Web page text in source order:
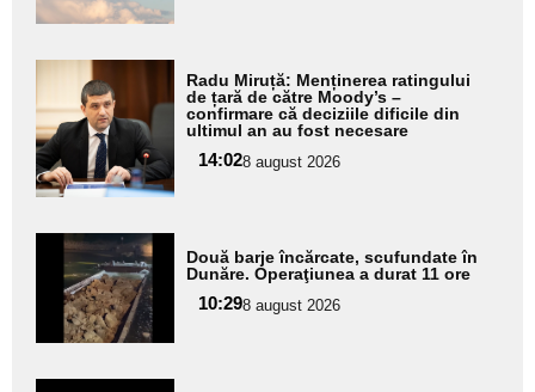
Adaugă
aici textul
pentru
subtitlu
Radu Miruță: Menținerea ratingului
de țară de către Moody’s –
confirmare că deciziile dificile din
ultimul an au fost necesare
14:028 august 2026
Adaugă
aici textul
pentru
subtitlu
Două barje încărcate, scufundate în
Dunăre. Operaţiunea a durat 11 ore
10:298 august 2026